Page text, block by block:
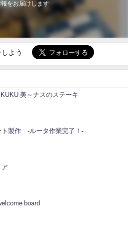
をお届けします
よう
阿波ふうど×KUKU 美～ナスのステーキ
ト製作 -ルータ作業完了！-
ア
board